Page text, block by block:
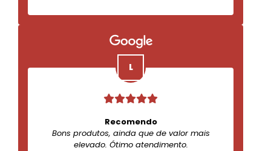
Recomendo
Bons produtos, ainda que de valor mais
elevado. Ótimo atendimento.